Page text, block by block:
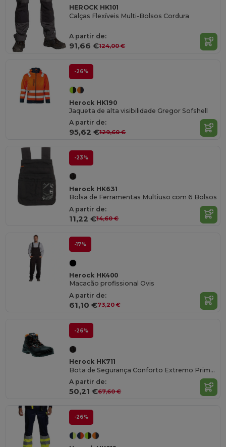
HEROCK HK101
Calças Flexíveis Multi-Bolsos Cordura
A partir de:
91,66 €124,00 €
-26%
Herock HK190
Jaqueta de alta visibilidade Gregor Sofshell
A partir de:
95,62 €129,60 €
-23%
Herock HK631
Bolsa de Ferramentas Multiuso com 6 Bolsos
A partir de:
11,22 €14,60 €
-17%
Herock HK400
Macacão profissional Ovis
A partir de:
61,10 €73,20 €
-26%
Herock HK711
Bota de Segurança Conforto Extremo Primus
A partir de:
50,21 €67,60 €
-26%